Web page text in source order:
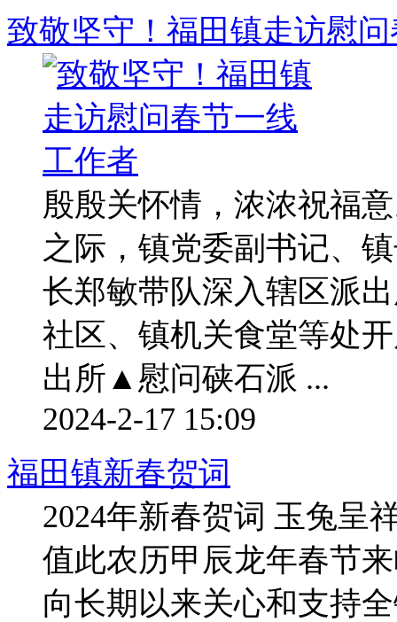
致敬坚守！福田镇走访慰
殷殷关怀情，浓浓祝福
之际，镇党委副书记、
长郑敏带队深入辖区派
社区、镇机关食堂等处
出所▲慰问硖石派 ...
2024-2-17 15:09
福田镇新春贺词
2024年新春贺词 玉兔呈
值此农历甲辰龙年春节
向长期以来关心和支持